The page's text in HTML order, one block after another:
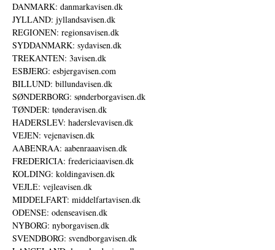
DANMARK: danmarkavisen.dk
JYLLAND: jyllandsavisen.dk
REGIONEN: regionsavisen.dk
SYDDANMARK: sydavisen.dk
TREKANTEN: 3avisen.dk
ESBJERG: esbjergavisen.com
BILLUND: billundavisen.dk
SØNDERBORG: sønderborgavisen.dk
TØNDER: tønderavisen.dk
HADERSLEV: haderslevavisen.dk
VEJEN: vejenavisen.dk
AABENRAA: aabenraaavisen.dk
FREDERICIA: fredericiaavisen.dk
KOLDING: koldingavisen.dk
VEJLE: vejleavisen.dk
MIDDELFART: middelfartavisen.dk
ODENSE: odenseavisen.dk
NYBORG: nyborgavisen.dk
SVENDBORG: svendborgavisen.dk